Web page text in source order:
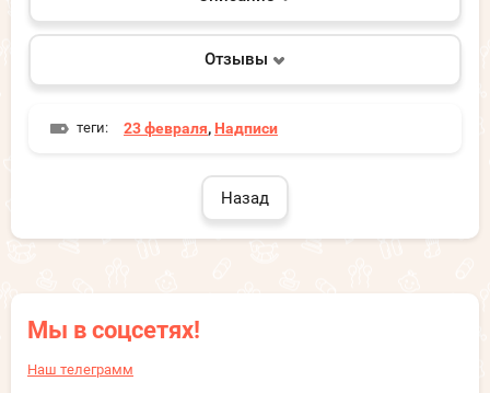
Мы в соцсетях!
Наш телеграмм
Отзывы
теги: 23 февраля, Надписи
Назад